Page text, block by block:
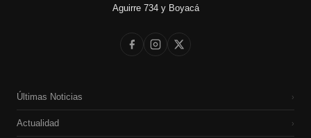
Aguirre 734 y Boyacá
Últimas Noticias ›
Actualidad ›